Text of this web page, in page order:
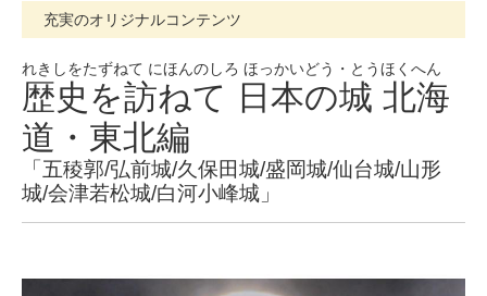
充実のオリジナルコンテンツ
れきしをたずねて にほんのしろ ほっかいどう・とうほくへん
歴史を訪ねて 日本の城 北海
道・東北編
「五稜郭/弘前城/久保田城/盛岡城/仙台城/山形
城/会津若松城/白河小峰城」